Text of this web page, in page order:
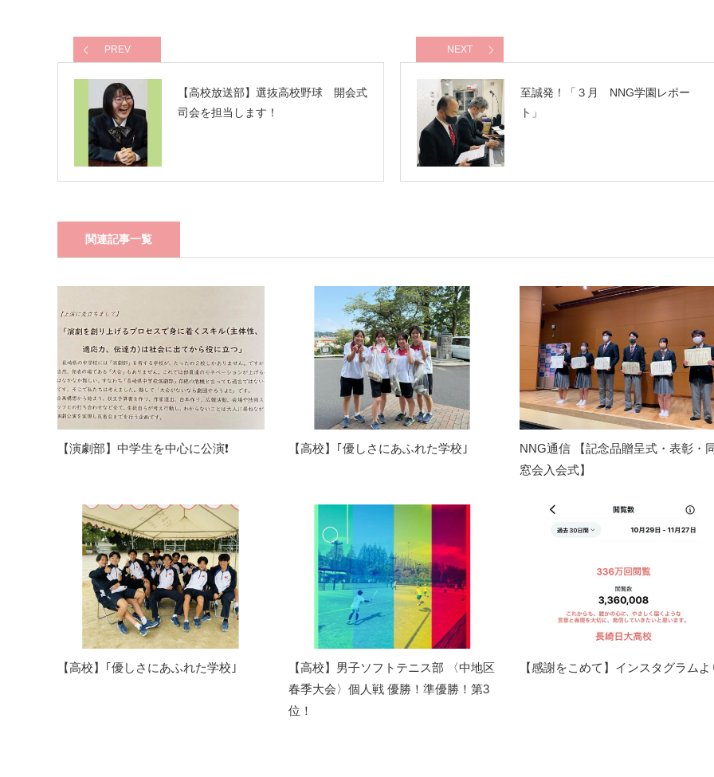
PREV
【高校放送部】選抜高校野球 開会式
司会を担当します！
NEXT
至誠発！「３月 NNG学園レポー
ト」
関連記事一覧
【演劇部】中学生を中心に公演❗️ 【高校】｢優しさにあふれた学校｣
NNG通信 【記念品贈呈式・表彰・
窓会入会式】
【高校】｢優しさにあふれた学校｣
【高校】男子ソフトテニス部 〈中地区
春季大会〉個人戦 優勝！準優勝！第3
位！
【感謝をこめて】インスタグラムよ